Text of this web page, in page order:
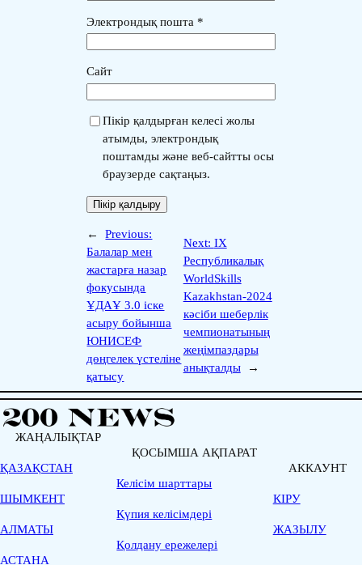
Электрондық пошта *
Сайт
Пікір қалдырған келесі жолы
атымды, электрондық
поштамды және веб-сайтты осы
браузерде сақтаңыз.
←
Previous:
Балалар мен
жастарға назар
фокусында
ҰДАҰ 3.0 іске
асыру бойынша
ЮНИСЕФ
дөңгелек үстеліне
қатысу
Next: IX
Республикалық
WorldSkills
Kazakhstan-2024
кәсіби шеберлік
чемпионатының
жеңімпаздары
анықталды
→
ЖАҢАЛЫҚТАР
ҚАЗАҚСТАН
ШЫМКЕНТ
АЛМАТЫ
АСТАНА
ҚОСЫМША АҚПАРАТ
Келісім шарттары
Қүпия келісімдері
Қолдану ережелері
АККАУНТ
КІРУ
ЖАЗЫЛУ